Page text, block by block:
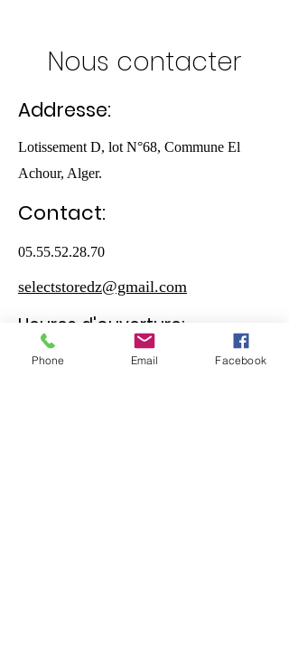
Nous contacter
Addresse:
Lotissement D, lot N°68, Commune El
Achour, Alger.
Contact:
05.55.52.28.70
selectstoredz@gmail.com
Heures d'ouverture:
Samedi - Jeudi
Phone Email Facebook